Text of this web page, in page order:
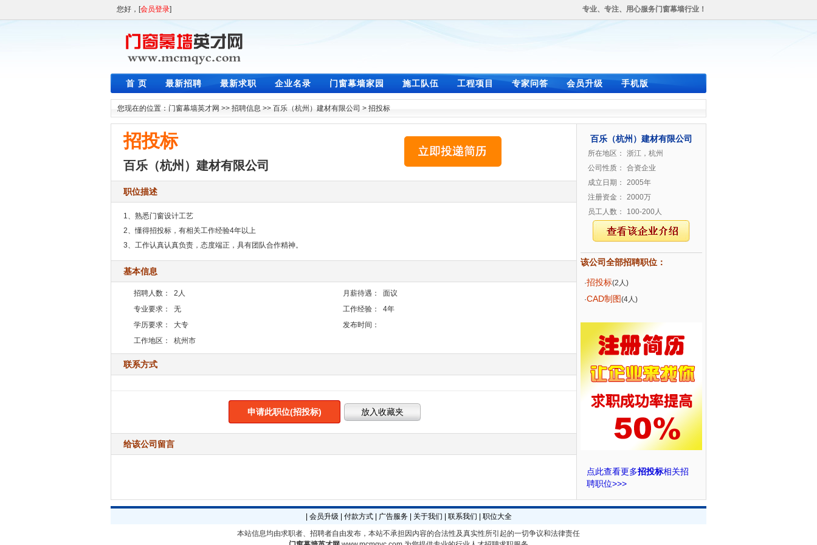
您好，[会员登录] 专业、专注、用心服务门窗幕墙行业！
首 页 最新招聘 最新求职 企业名录 门窗幕墙家园 施工队伍 工程项目 专家问答 会员升级 手机版
您现在的位置： 门窗幕墙英才网 >> 招聘信息 >> 百乐（杭州）建材有限公司 > 招投标
招投标
百乐（杭州）建材有限公司
职位描述
1、熟悉门窗设计工艺
2、懂得招投标，有相关工作经验4年以上
3、工作认真认真负责，态度端正，具有团队合作精神。
基本信息
招聘人数： 2人 月薪待遇：
面议
专业要求：
无 工作经验：
4年
学历要求：
大专
发布时间：
工作地区：
杭州市
联系方式
申请此职位(招投标)
给该公司留言
百乐（杭州）建材有限公司
所在地区：
浙江，杭州
公司性质：
合资企业
成立日期：
2005年
注册资金：
2000万
员工人数：
100-200人
该公司全部招聘职位：
·招投标(2人)
·CAD制图(4人)
点此查看更多招投标相关招
聘职位>>>
会员升级 付款方式| 广告服务| 关于我们 联系我们
职位大全
本站信息均由求职者、招聘者自由发布，本站不承担因内容的合法性及真实性所引起的一切争议和法律责任